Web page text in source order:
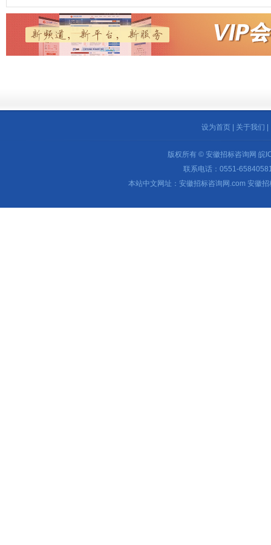
设为首页 关于我们
版权所有 © 安徽招标咨询网 皖
联系电话：0551-
本站中文网址：安徽招标咨询网.com 安徽